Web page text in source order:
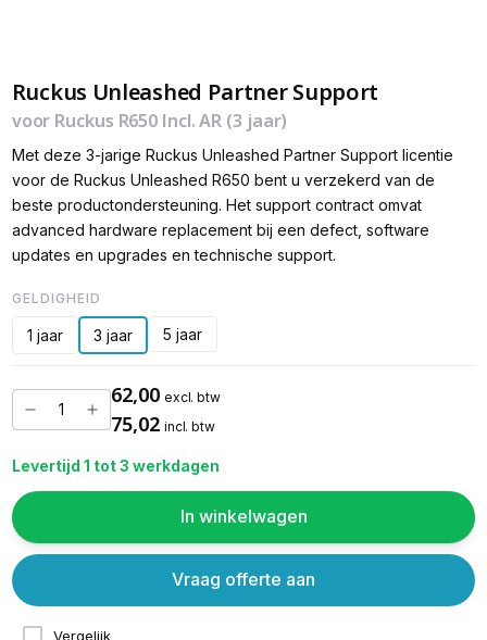
Ruckus Unleashed Partner Support
voor Ruckus R650 Incl. AR (3 jaar)
Met deze 3-jarige Ruckus Unleashed Partner Support licentie
voor de Ruckus Unleashed R650 bent u verzekerd van de
beste productondersteuning. Het support contract omvat
advanced hardware replacement bij een defect, software
updates en upgrades en technische support.
GELDIGHEID
1 jaar 3 jaar 5 jaar
62,00 excl. btw
75,02 incl. btw
Levertijd 1 tot 3 werkdagen
In winkelwagen
Vergelijk
Vraag offerte aan